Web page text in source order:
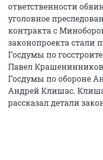
ответственности
уголовное
контракта с
законопроекта стали
Госдумы по
Павел
Госдумы по обороне
Андрей Клишас.
рассказал детали